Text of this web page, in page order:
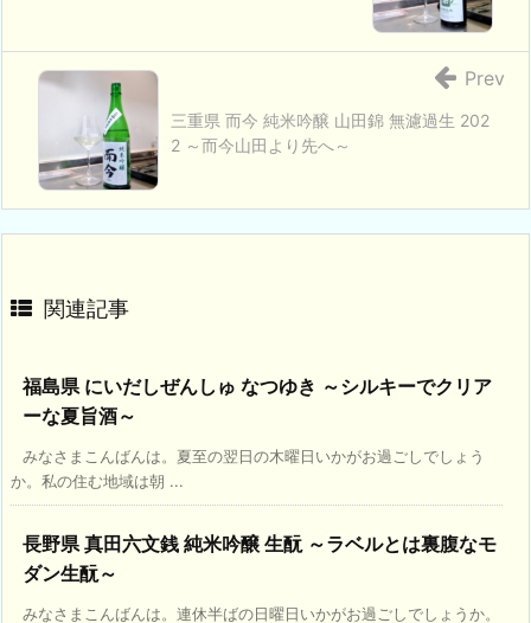
三重県 而今 純米吟醸 山田錦 無濾過生 202
2 ～而今山田より先へ～
Prev
関連記事
福島県 にいだしぜんしゅ なつゆき ～シルキーでクリア
ーな夏旨酒～
みなさまこんばんは。夏至の翌日の木曜日いかがお過ごしでしょう
か。私の住む地域は朝 ...
長野県 真田六文銭 純米吟醸 生酛 ～ラベルとは裏腹なモ
ダン生酛～
みなさまこんばんは。連休半ばの日曜日いかがお過ごしでしょうか。